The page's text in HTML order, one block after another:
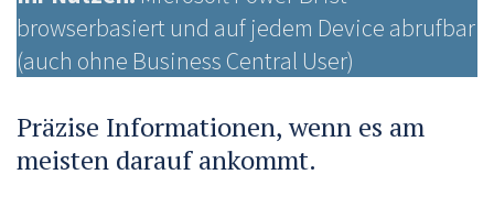
browserbasiert und auf jedem Device abrufbar
(auch ohne Business Central User)
Präzise Informationen, wenn es am
meisten darauf ankommt.